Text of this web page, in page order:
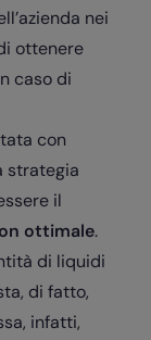
nei
ottenere
caso di
con
strategia
il
ottimale.
di liquidi
di fatto,
infatti,